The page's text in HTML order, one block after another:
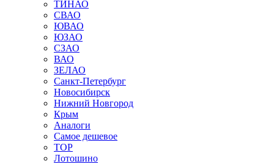
ТИНАО
СВАО
ЮВАО
ЮЗАО
СЗАО
ВАО
ЗЕЛАО
Санкт-Петербург
Новосибирск
Нижний Новгород
Крым
Аналоги
Самое дешевое
TOP
Лотошино